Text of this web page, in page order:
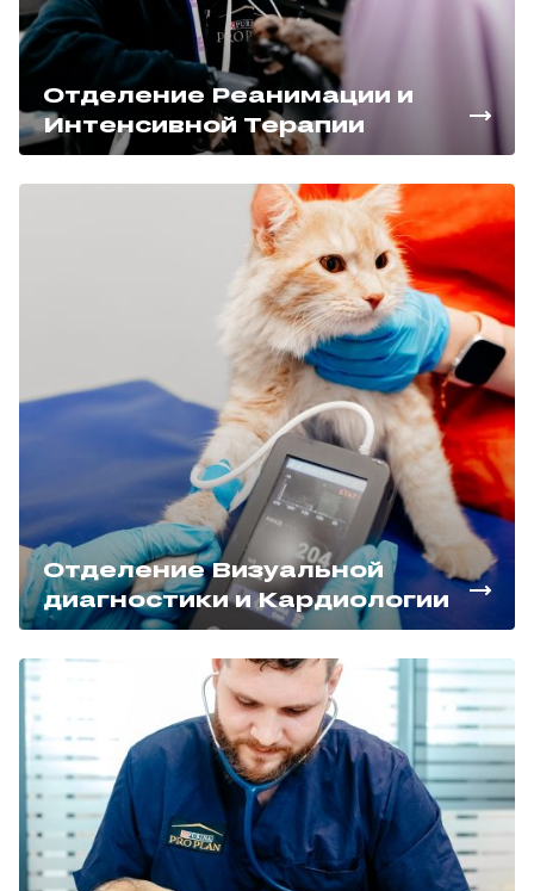
Отделение Реанимации и
Интенсивной Терапии
Отделение Визуальной
диагностики и Кардиологии